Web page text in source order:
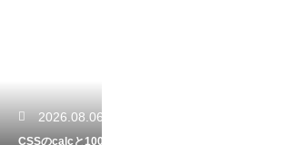
2026.08.06
CSSのcalcと100